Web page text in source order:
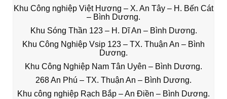
Khu Công nghiệp Việt Hương – X. An Tây – H. Bến Cát
– Bình Dương.
Khu Sóng Thần 123 – H. Dĩ An – Bình Dương.
Khu Công Nghiệp Vsip 123 – TX. Thuận An – Bình
Dương.
Khu Công Nghiệp Nam Tân Uyên – Bình Dương.
268 An Phú – TX. Thuận An – Bình Dương.
Khu công nghiệp Rạch Bắp – An Điền – Bình Dương.